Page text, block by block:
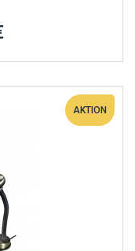
AKTION